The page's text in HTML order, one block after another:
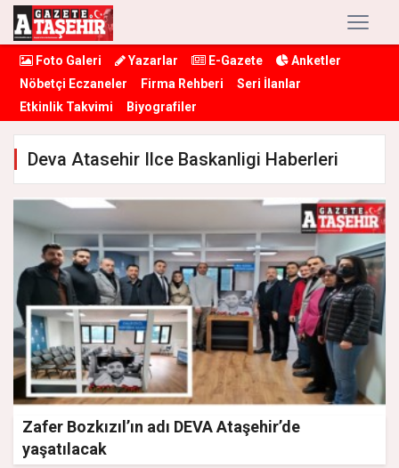
Foto Galeri Yazarlar E-Gazete
Anketler
Nöbetçi Eczaneler
Firma Rehberi
Seri İlanlar
Etkinlik Takvimi
Biyografiler
Deva Atasehir Ilce Baskanligi Haberleri
Zafer Bozkızıl’ın adı DEVA Ataşehir’de
yaşatılacak